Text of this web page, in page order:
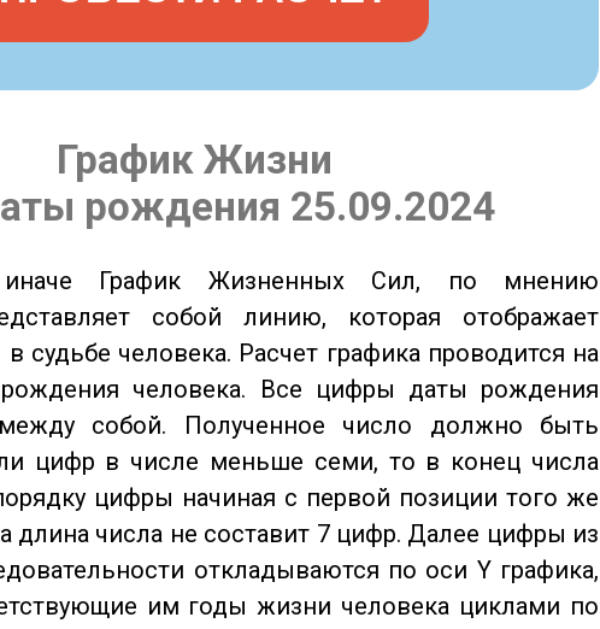
График Жизни
рождения 25.09.2024
График Жизненных Сил, по мнению
собой линию, которая отображает
судьбе человека. Расчет графика проводится на
человека. Все цифры даты рождения
собой. Полученное число должно быть
цифр в числе меньше семи, то в конец числа
цифры начиная с первой позиции того же
длина числа не составит 7 цифр. Далее цифры из
откладываются по оси Y графика,
им годы жизни человека циклами по